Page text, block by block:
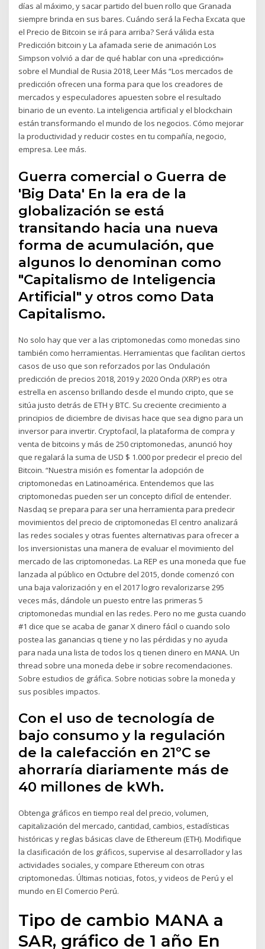
días al máximo, y sacar partido del buen rollo que Granada
siempre brinda en sus bares. Cuándo será la Fecha Excata que
el Precio de Bitcoin se irá para arriba? Será válida esta
Predicción bitcoin y La afamada serie de animación Los
Simpson volvió a dar de qué hablar con una «predicción»
sobre el Mundial de Rusia 2018, Leer Más “Los mercados de
predicción ofrecen una forma para que los creadores de
mercados y especuladores apuesten sobre el resultado
binario de un evento. La inteligencia artificial y el blockchain
están transformando el mundo de los negocios. Cómo mejorar
la productividad y reducir costes en tu compañía, negocio,
empresa. Lee más.
Guerra comercial o Guerra de
'Big Data' En la era de la
globalización se está
transitando hacia una nueva
forma de acumulación, que
algunos lo denominan como
"Capitalismo de Inteligencia
Artificial" y otros como Data
Capitalismo.
No solo hay que ver a las criptomonedas como monedas sino
también como herramientas. Herramientas que facilitan ciertos
casos de uso que son reforzados por las Ondulación
predicción de precios 2018, 2019 y 2020 Onda (XRP) es otra
estrella en ascenso brillando desde el mundo cripto, que se
sitúa justo detrás de ETH y BTC. Su creciente crecimiento a
principios de diciembre de divisas hace que sea digno para un
inversor para invertir. Cryptofacil, la plataforma de compra y
venta de bitcoins y más de 250 criptomonedas, anunció hoy
que regalará la suma de USD $ 1.000 por predecir el precio del
Bitcoin. “Nuestra misión es fomentar la adopción de
criptomonedas en Latinoamérica. Entendemos que las
criptomonedas pueden ser un concepto difícil de entender.
Nasdaq se prepara para ser una herramienta para predecir
movimientos del precio de criptomonedas El centro analizará
las redes sociales y otras fuentes alternativas para ofrecer a
los inversionistas una manera de evaluar el movimiento del
mercado de las criptomonedas. La REP es una moneda que fue
lanzada al público en Octubre del 2015, donde comenzó con
una baja valorización y en el 2017 logro revalorizarse 295
veces más, dándole un puesto entre las primeras 5
criptomonedas mundial en las redes. Pero no me gusta cuando
#1 dice que se acaba de ganar X dinero fácil o cuando solo
postea las ganancias q tiene y no las pérdidas y no ayuda
para nada una lista de todos los q tienen dinero en MANA. Un
thread sobre una moneda debe ir sobre recomendaciones.
Sobre estudios de gráfica. Sobre noticias sobre la moneda y
sus posibles impactos.
Con el uso de tecnología de
bajo consumo y la regulación
de la calefacción en 21ºC se
ahorraría diariamente más de
40 millones de kWh.
Obtenga gráficos en tiempo real del precio, volumen,
capitalización del mercado, cantidad, cambios, estadísticas
históricas y reglas básicas clave de Ethereum (ETH). Modifique
la clasificación de los gráficos, supervise al desarrollador y las
actividades sociales, y compare Ethereum con otras
criptomonedas. Últimas noticias, fotos, y videos de Perú y el
mundo en El Comercio Perú.
Tipo de cambio MANA a
SAR, gráfico de 1 año En